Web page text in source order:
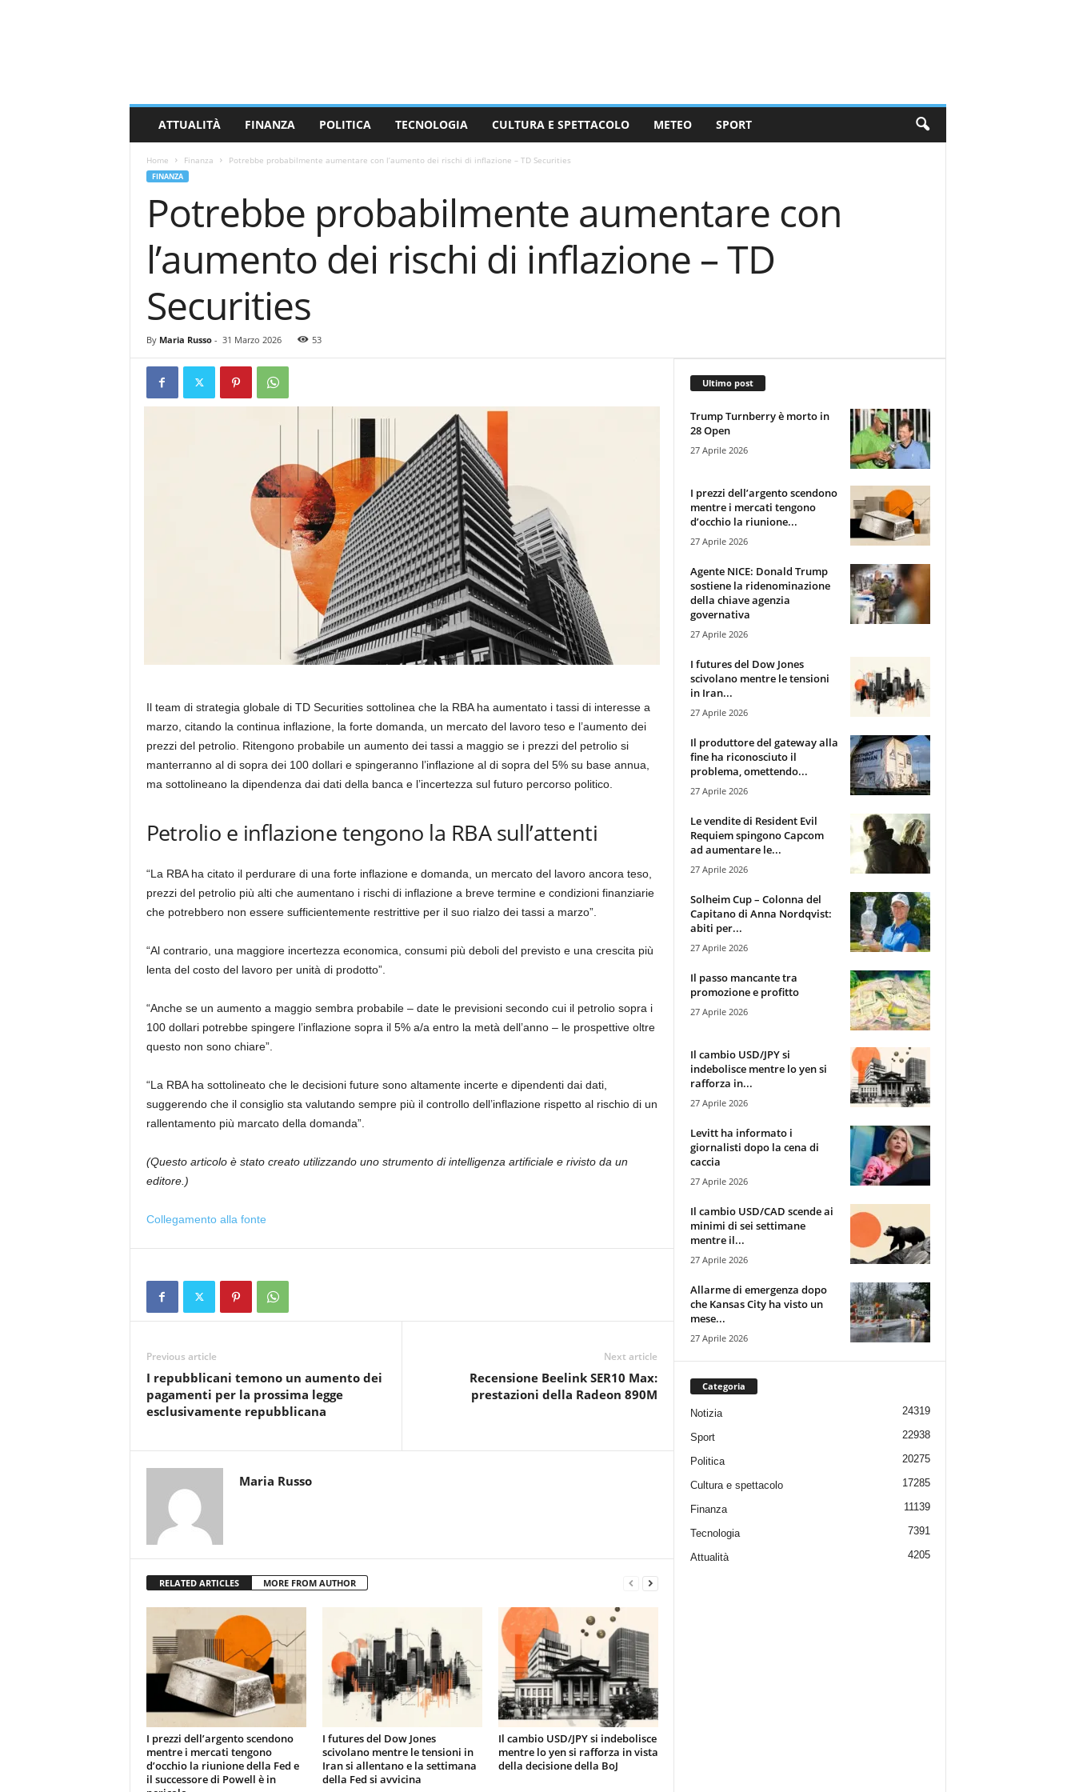
ATTUALITÀ FINANZA POLITICA TECNOLOGIA CULTURA E SPETTACOLO METEO SPORT
Home Finanza Potrebbe probabilmente aumentare con l’aumento dei rischi di inflazione – TD Securities
FINANZA
Potrebbe probabilmente aumentare con
l’aumento dei rischi di inflazione – TD
Securities
By Maria Russo- 31 Marzo 2026 53
Il team di strategia globale di TD Securities sottolinea che la RBA ha aumentato i tassi di interesse a
marzo, citando la continua inflazione, la forte domanda, un mercato del lavoro teso e l’aumento dei
prezzi del petrolio. Ritengono probabile un aumento dei tassi a maggio se i prezzi del petrolio si
manterranno al di sopra dei 100 dollari e spingeranno l’inflazione al di sopra del 5% su base annua,
ma sottolineano la dipendenza dai dati della banca e l’incertezza sul futuro percorso politico.
Petrolio e inflazione tengono la RBA sull’attenti
“La RBA ha citato il perdurare di una forte inflazione e domanda, un mercato del lavoro ancora teso,
prezzi del petrolio più alti che aumentano i rischi di inflazione a breve termine e condizioni finanziarie
che potrebbero non essere sufficientemente restrittive per il suo rialzo dei tassi a marzo”.
“Al contrario, una maggiore incertezza economica, consumi più deboli del previsto e una crescita più
lenta del costo del lavoro per unità di prodotto”.
“Anche se un aumento a maggio sembra probabile – date le previsioni secondo cui il petrolio sopra i
100 dollari potrebbe spingere l’inflazione sopra il 5% a/a entro la metà dell’anno – le prospettive oltre
questo non sono chiare”.
“La RBA ha sottolineato che le decisioni future sono altamente incerte e dipendenti dai dati,
suggerendo che il consiglio sta valutando sempre più il controllo dell’inflazione rispetto al rischio di un
rallentamento più marcato della domanda”.
(Questo articolo è stato creato utilizzando uno strumento di intelligenza artificiale e rivisto da un
editore.)
Collegamento alla fonte
Previous article
I repubblicani temono un aumento dei
pagamenti per la prossima legge
esclusivamente repubblicana
Next article
Recensione Beelink SER10 Max:
prestazioni della Radeon 890M
Maria Russo
RELATED ARTICLES MORE FROM AUTHOR
I prezzi dell’argento scendono
mentre i mercati tengono
d’occhio la riunione della Fed e
il successore di Powell è in
I futures del Dow Jones
scivolano mentre le tensioni in
Iran si allentano e la settimana
della Fed si avvicina
Il cambio USD/JPY si indebolisce
mentre lo yen si rafforza in vista
della decisione della BoJ
Ultimo post
Trump Turnberry è morto in
28 Open
27 Aprile 2026
I prezzi dell’argento scendono
mentre i mercati tengono
d’occhio la riunione...
27 Aprile 2026
Agente NICE: Donald Trump
sostiene la ridenominazione
della chiave agenzia
governativa
27 Aprile 2026
I futures del Dow Jones
scivolano mentre le tensioni
in Iran...
27 Aprile 2026
Il produttore del gateway alla
fine ha riconosciuto il
problema, omettendo...
27 Aprile 2026
Le vendite di Resident Evil
Requiem spingono Capcom
ad aumentare le...
27 Aprile 2026
Solheim Cup – Colonna del
Capitano di Anna Nordqvist:
abiti per...
27 Aprile 2026
Il passo mancante tra
promozione e profitto
27 Aprile 2026
Il cambio USD/JPY si
indebolisce mentre lo yen si
rafforza in...
27 Aprile 2026
Levitt ha informato i
giornalisti dopo la cena di
caccia
27 Aprile 2026
Il cambio USD/CAD scende ai
minimi di sei settimane
mentre il...
27 Aprile 2026
Allarme di emergenza dopo
che Kansas City ha visto un
mese...
27 Aprile 2026
Categoria
Notizia 24319
Sport 22938
Politica 20275
Cultura e spettacolo 17285
Finanza 11139
Tecnologia 7391
Attualità 4205